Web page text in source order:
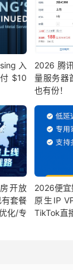
入
$10
2026 腾
量服务器
也有份！
开放
套餐
化/专
2026便宜
原生IP
TikTok直